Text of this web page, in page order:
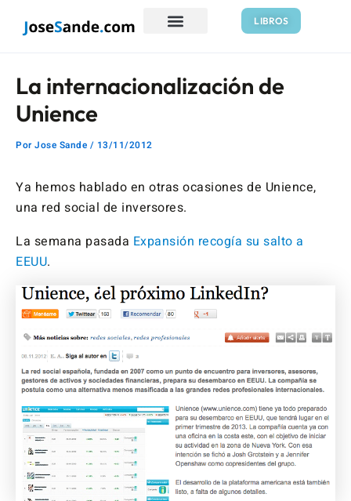
LIBROS
La internacionalización de
Unience
Por Jose Sande / 13/11/2012
Ya hemos hablado en otras ocasiones de Unience,
una red social de inversores.
La semana pasada Expansión recogía su salto a
EEUU.
de